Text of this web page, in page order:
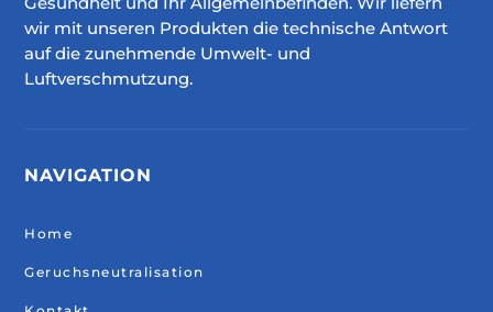
wir mit unseren Produkten die technische Antwort
auf die zunehmende Umwelt- und
Luftverschmutzung.
NAVIGATION
Home
Geruchsneutralisation